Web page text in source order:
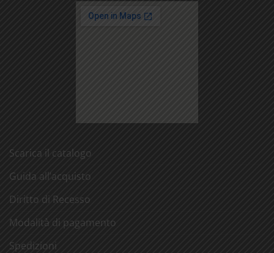
Scarica il catalogo
Guida all’acquisto
Diritto di Recesso
Modalità di pagamento
Spedizioni